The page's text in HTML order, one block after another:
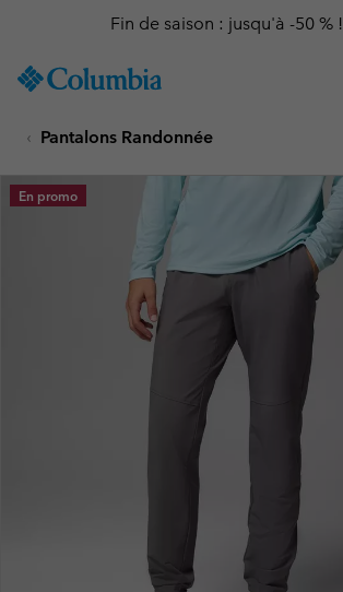
TO
SKIP
MAIN
NAV
Fin de saison : jusqu'à -50 % !
Pantalons Randonnée
En promo